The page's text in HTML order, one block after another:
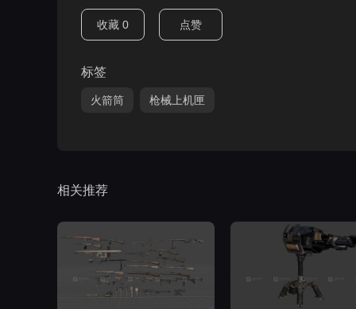
收藏 0 点赞
标签
火箭筒 枪械上机匣
相关推荐